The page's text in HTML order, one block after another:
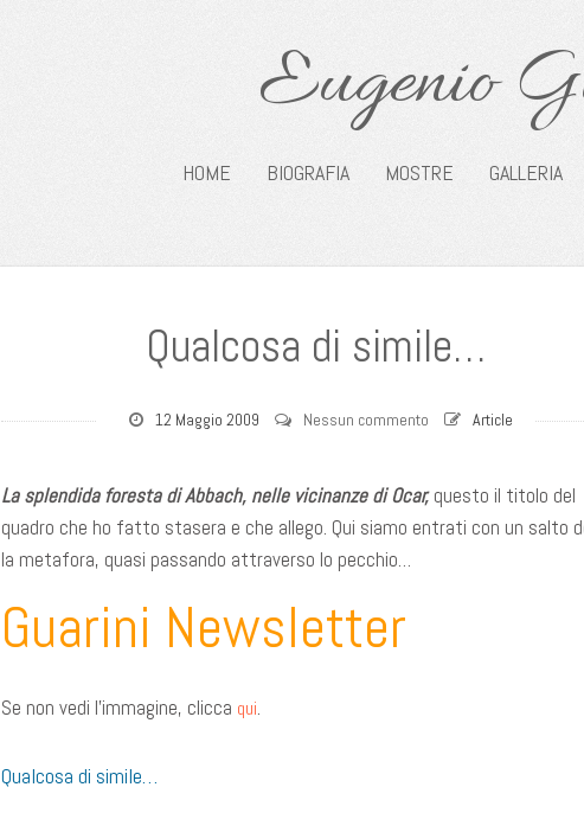
Eugenio
HOME BIOGRAFIA MOSTRE GALLERIA
Qualcosa di simile…
12 Maggio 2009 Nessun commento Article
La splendida foresta di Abbach, nelle vicinanze di Ocar,questo il titolo del
quadro che ho fatto stasera e che allego. Qui siamo entrati con un salto
la metafora, quasi passando attraverso lo pecchio…
Guarini Newsletter
Se non vedi l’immagine, clicca qui.
Qualcosa di simile…